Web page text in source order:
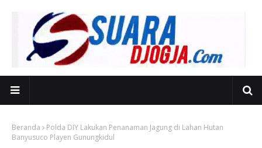
Beranda
Polda DIY Lakukan Penanaman Jagung di Lahan Hutan
Banyusuco Playen Gunungkidul